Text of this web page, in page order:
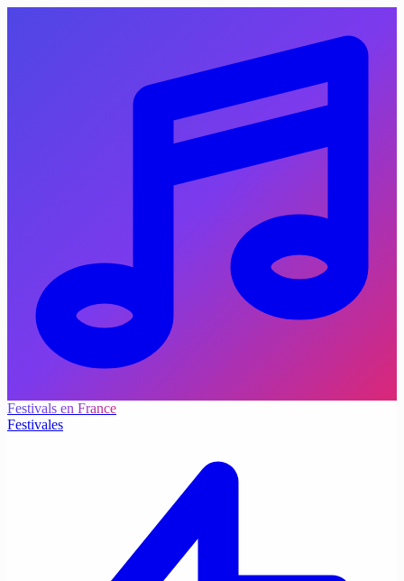
Festivals en France
Festivales